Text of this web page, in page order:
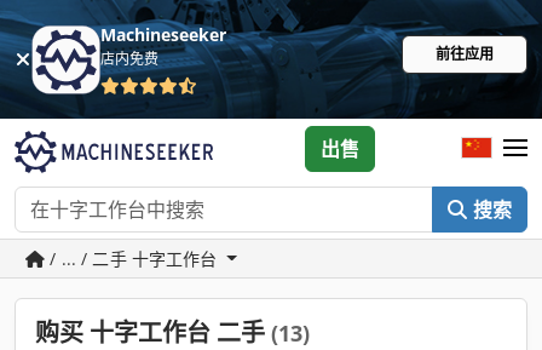
Machineseeker
店内免费 前往应用
搜索
出售
/ ... / 二手 十字工作台
购买 十字工作台 二手 (13)